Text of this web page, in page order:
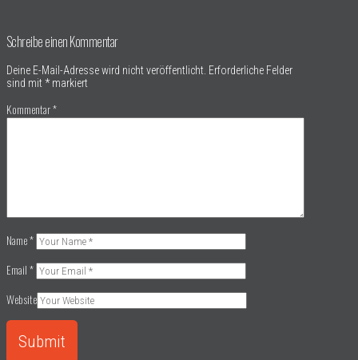
Schreibe einen Kommentar
Deine E-Mail-Adresse wird nicht veröffentlicht. Erforderliche Felder
sind mit * markiert
Kommentar*
Name*
Email*
Website